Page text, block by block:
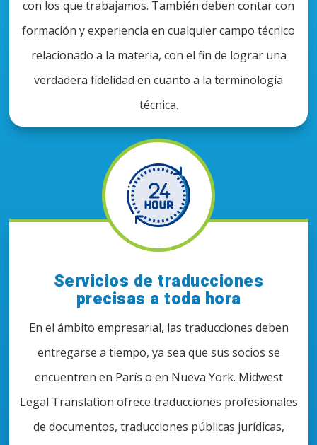
con los que trabajamos. También deben contar con
formación y experiencia en cualquier campo técnico
relacionado a la materia, con el fin de lograr una
verdadera fidelidad en cuanto a la terminología
técnica.
Servicios de traducciones
precisas a toda hora
En el ámbito empresarial, las traducciones deben
entregarse a tiempo, ya sea que sus socios se
encuentren en París o en Nueva York. Midwest
Legal Translation ofrece traducciones profesionales
de documentos, traducciones públicas jurídicas,